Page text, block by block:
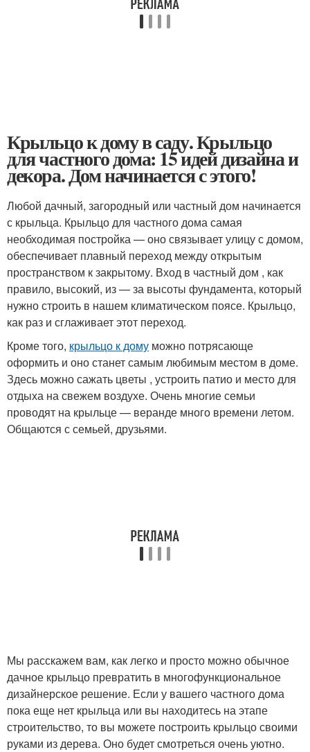
Крыльцо к дому в саду. Крыльцо
для частного дома: 15 идей дизайна и
декора. Дом начинается с этого!
Любой дачный, загородный или частный дом начинается
с крыльца. Крыльцо для частного дома самая
необходимая постройка — оно связывает улицу с домом,
обеспечивает плавный переход между открытым
пространством к закрытому. Вход в частный дом , как
правило, высокий, из — за высоты фундамента, который
нужно строить в нашем климатическом поясе. Крыльцо,
как раз и сглаживает этот переход.
Кроме того, крыльцо к дому можно потрясающе
оформить и оно станет самым любимым местом в доме.
Здесь можно сажать цветы , устроить патио и место для
отдыха на свежем воздухе. Очень многие семьи
проводят на крыльце — веранде много времени летом.
Общаются с семьей, друзьями.
Мы расскажем вам, как легко и просто можно обычное
дачное крыльцо превратить в многофункциональное
дизайнерское решение. Если у вашего частного дома
пока еще нет крыльца или вы находитесь на этапе
строительство, то вы можете построить крыльцо своими
руками из дерева. Оно будет смотреться очень уютно.